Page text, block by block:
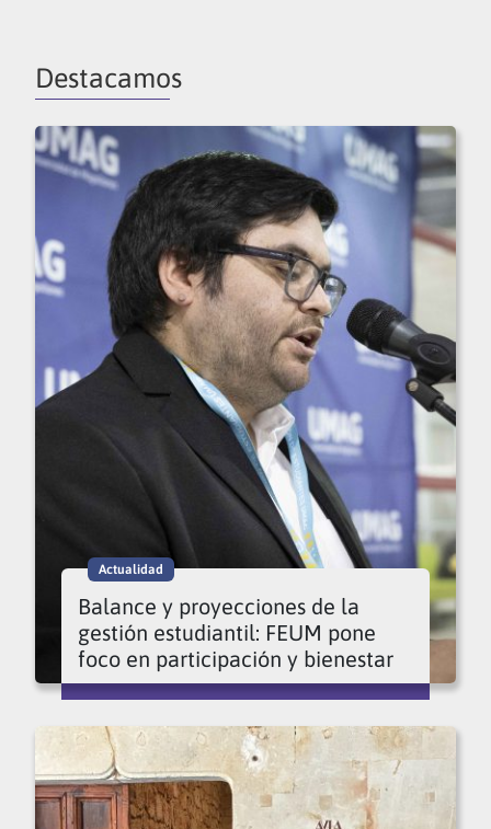
Destacamos
Actualidad
Balance y proyecciones de la
gestión estudiantil: FEUM pone
foco en participación y bienestar